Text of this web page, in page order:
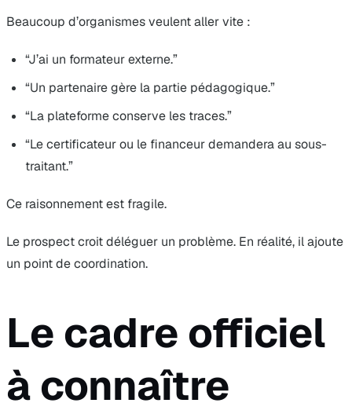
Beaucoup d’organismes veulent aller vite :
“J’ai un formateur externe.”
“Un partenaire gère la partie pédagogique.”
“La plateforme conserve les traces.”
“Le certificateur ou le financeur demandera au sous-
traitant.”
Ce raisonnement est fragile.
Le prospect croit déléguer un problème. En réalité, il ajoute
un point de coordination.
Le cadre officiel
à connaître